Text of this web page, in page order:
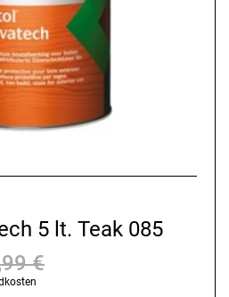
5 lt. Teak 085
€